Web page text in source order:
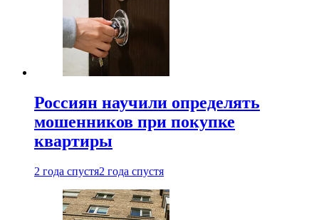
Россиян научили определять
мошенников при покупке
квартиры
2 года спустя2 года спустя